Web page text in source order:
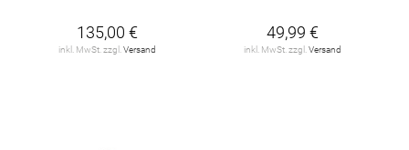
135,00 €
inkl. MwSt. zzgl. Versand
49,99 €
inkl. MwSt. zzgl. Versand